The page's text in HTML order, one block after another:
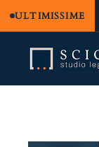
ULTIMISSIME
e regresso
contenuto